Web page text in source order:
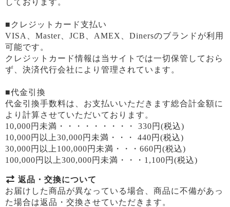
■クレジットカード支払い
VISA、Master、JCB、AMEX、Dinersのブランドが利用
可能です。
クレジットカード情報は当サイトでは一切保管しておら
ず、決済代行会社により管理されています。
■代金引換
代金引換手数料は、お支払いいただきます総合計金額に
より計算させていただいております。
10,000円未満・・・・・・・・・ 330円(税込)
10,000円以上30,000円未満・・・ 440円(税込)
30,000円以上100,000円未満・・・660円(税込)
100,000円以上300,000円未満・・・1,100円(税込)
返品・交換について
お届けした商品が異なっている場合、商品に不備があっ
た場合は返品・交換させていただきます。